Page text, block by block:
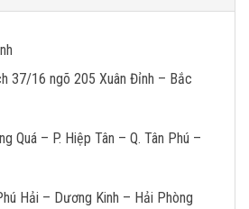
37/16 ngõ 205 Xuân Đỉnh – Bắc
Quá – P. Hiệp Tân – Q. Tân Phú –
Hải – Dương Kinh – Hải Phòng